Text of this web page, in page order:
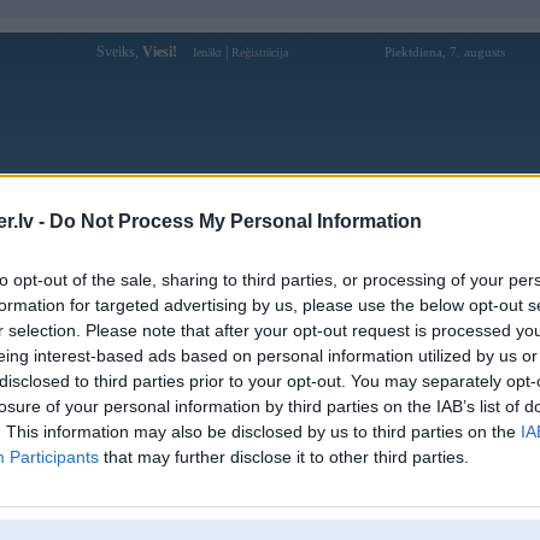
- Do Not Process My Personal Information
opt-out of the sale, sharing to third parties, or processing of your
for targeted advertising by us, please use the below opt-out
selection. Please note that after your opt-out request is processed
interest-based ads based on personal information utilized by us
to third parties prior to your opt-out. You may separately
of your personal information by third parties on the IAB’s list of
This information may also be disclosed by us to third parties on the
Participants that may further disclose it to other third parties.
Sveiks, Viesi! Ienākt Reģistrācija Piektdiena, 7. augusts
Forums Galerijas Reģistrācija Lietotāji
Lietotāja ivars86 profils
Pēdējo reizi manīts: 10. Jul 2025, 00:16
Lietotājvārds:
ivars86
Pilsēta:
Rīga
Braucu ar:
Ziņojumi forumā:
154